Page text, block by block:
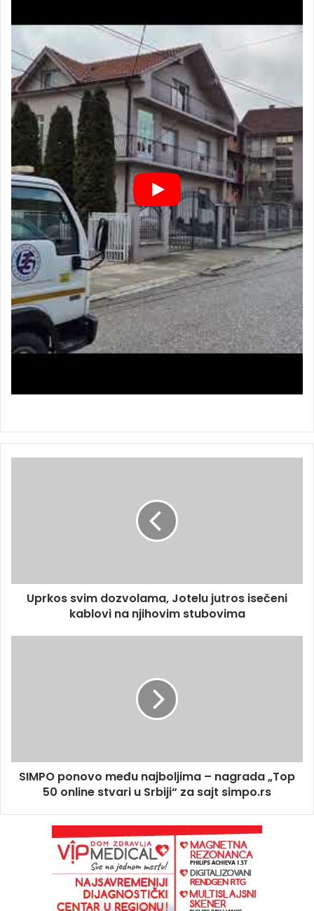
Uprkos svim dozvolama, Jotelu jutros isečeni
kablovi na njihovim stubovima
SIMPO ponovo među najboljima – nagrada „Top
50 online stvari u Srbiji“ za sajt simpo.rs